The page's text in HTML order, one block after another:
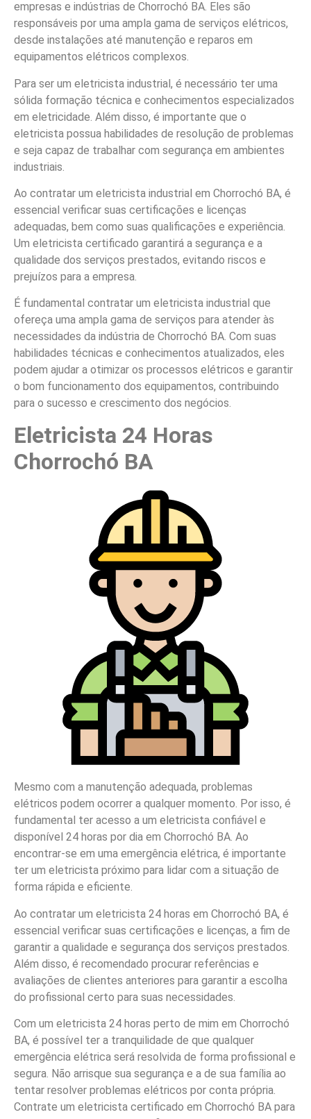
empresas e indústrias de Chorrochó BA. Eles são
responsáveis por uma ampla gama de serviços elétricos,
desde instalações até manutenção e reparos em
equipamentos elétricos complexos.
Para ser um eletricista industrial, é necessário ter uma
sólida formação técnica e conhecimentos especializados
em eletricidade. Além disso, é importante que o
eletricista possua habilidades de resolução de problemas
e seja capaz de trabalhar com segurança em ambientes
industriais.
Ao contratar um eletricista industrial em Chorrochó BA, é
essencial verificar suas certificações e licenças
adequadas, bem como suas qualificações e experiência.
Um eletricista certificado garantirá a segurança e a
qualidade dos serviços prestados, evitando riscos e
prejuízos para a empresa.
É fundamental contratar um eletricista industrial que
ofereça uma ampla gama de serviços para atender às
necessidades da indústria de Chorrochó BA. Com suas
habilidades técnicas e conhecimentos atualizados, eles
podem ajudar a otimizar os processos elétricos e garantir
o bom funcionamento dos equipamentos, contribuindo
para o sucesso e crescimento dos negócios.
Eletricista 24 Horas
Chorrochó BA
Mesmo com a manutenção adequada, problemas
elétricos podem ocorrer a qualquer momento. Por isso, é
fundamental ter acesso a um eletricista confiável e
disponível 24 horas por dia em Chorrochó BA. Ao
encontrar-se em uma emergência elétrica, é importante
ter um eletricista próximo para lidar com a situação de
forma rápida e eficiente.
Ao contratar um eletricista 24 horas em Chorrochó BA, é
essencial verificar suas certificações e licenças, a fim de
garantir a qualidade e segurança dos serviços prestados.
Além disso, é recomendado procurar referências e
avaliações de clientes anteriores para garantir a escolha
do profissional certo para suas necessidades.
Com um eletricista 24 horas perto de mim em Chorrochó
BA, é possível ter a tranquilidade de que qualquer
emergência elétrica será resolvida de forma profissional e
segura. Não arrisque sua segurança e a de sua família ao
tentar resolver problemas elétricos por conta própria.
Contrate um eletricista certificado em Chorrochó BA para